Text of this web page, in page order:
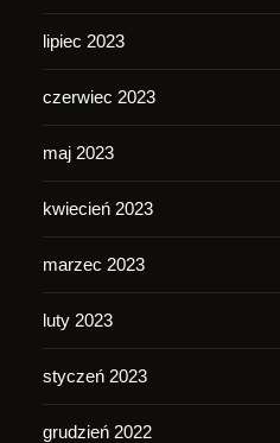
lipiec 2023
czerwiec 2023
maj 2023
kwiecień 2023
marzec 2023
luty 2023
styczeń 2023
grudzień 2022